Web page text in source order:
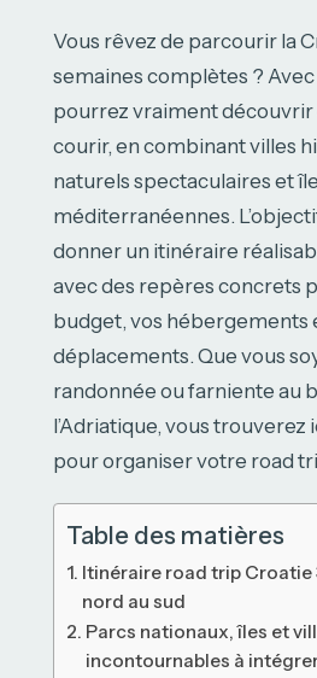
Vous rêvez de parcourir la
semaines complètes ?
pourrez vraiment découvrir
courir, en combinant villes
naturels spectaculaires et
méditerranéennes.
donner un itinéraire
avec des repères concrets
budget, vos hébergements
déplacements. Que vous
randonnée ou farniente au
l’Adriatique, vous trouverez
pour organiser votre road
Table des matières
Itinéraire road trip Croatie
nord au sud
Parcs nationaux, îles et
incontournables à